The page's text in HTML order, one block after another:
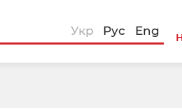
Укр Рус Eng